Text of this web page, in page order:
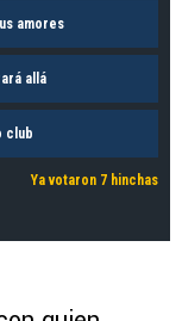
amores
allá
club
Ya votaron 7 hinchas